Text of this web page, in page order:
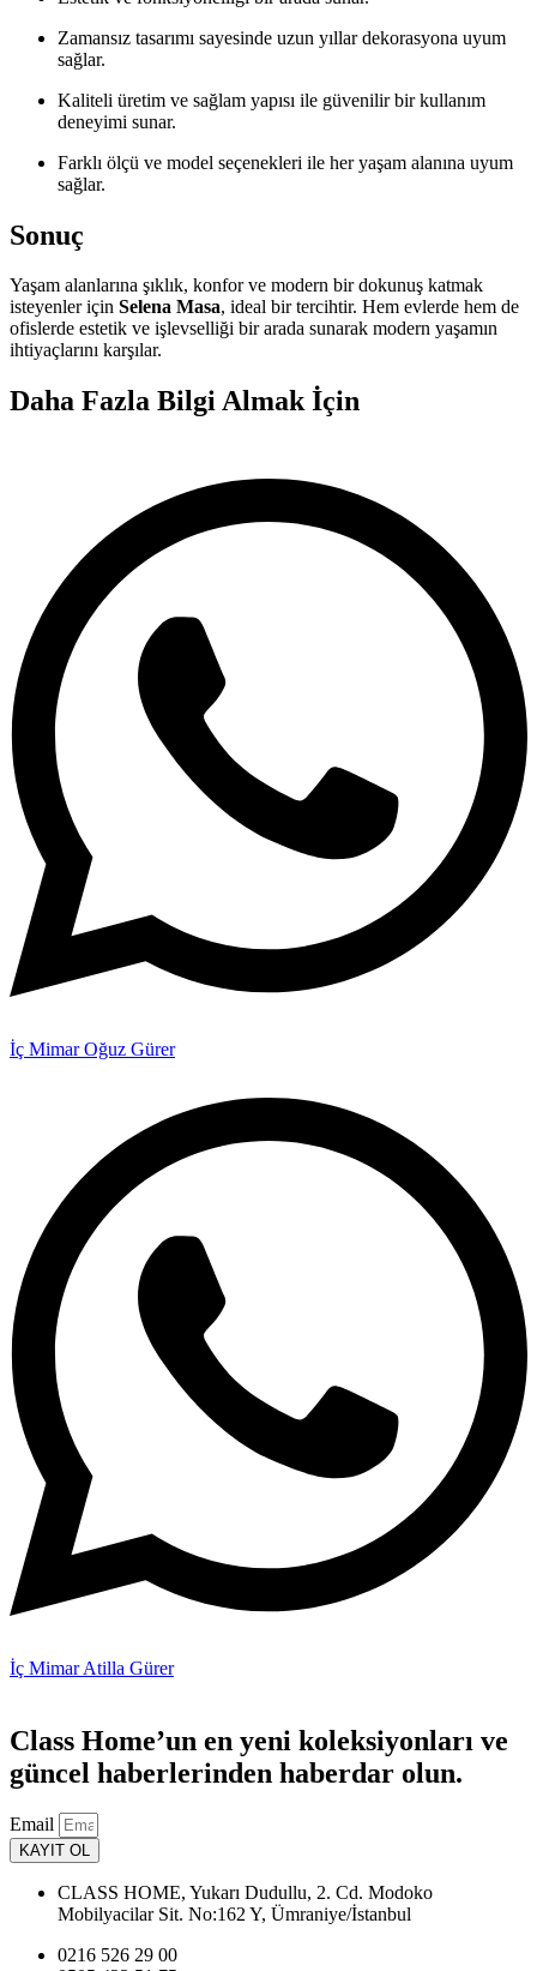
Zamansız tasarımı sayesinde uzun yıllar dekorasyona uyum
sağlar.
Kaliteli üretim ve sağlam yapısı ile güvenilir bir kullanım
deneyimi sunar.
Farklı ölçü ve model seçenekleri ile her yaşam alanına uyum
sağlar.
Sonuç
Yaşam alanlarına şıklık, konfor ve modern bir dokunuş katmak
isteyenler için Selena Masa, ideal bir tercihtir. Hem evlerde hem de
ofislerde estetik ve işlevselliği bir arada sunarak modern yaşamın
ihtiyaçlarını karşılar.
Daha Fazla Bilgi Almak İçin
İç Mimar Oğuz Gürer
İç Mimar Atilla Gürer
Class Home’un en yeni koleksiyonları ve
güncel haberlerinden haberdar olun.
Email
KAYIT OL
CLASS HOME, Yukarı Dudullu, 2. Cd. Modoko
Mobilyacilar Sit. No:162 Y, Ümraniye/İstanbul
0216 526 29 00